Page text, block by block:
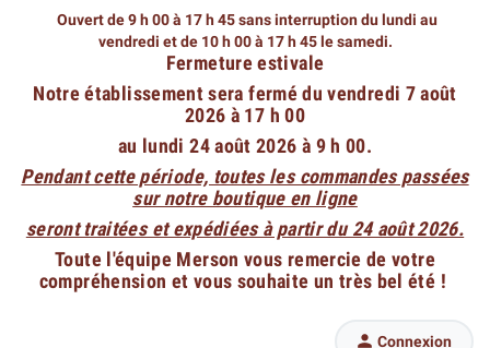
Ouvert de 9 h 00 à 17 h 45 sans interruption du lundi au
vendredi et de 10 h 00 à 17 h 45 le samedi.
Fermeture estivale
Notre établissement sera fermé du vendredi 7 août
2026 à 17 h 00
au lundi 24 août 2026 à 9 h 00.
Pendant cette période, toutes les commandes passées
sur notre boutique en ligne
seront traitées et expédiées à partir du 24 août 2026.
Toute l'équipe Merson vous remercie de votre
compréhension et vous souhaite un très bel été !
 Connexion